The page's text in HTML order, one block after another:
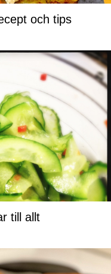
och tips
till allt